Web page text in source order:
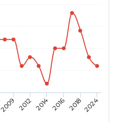
2009 2012 2014 2016 20182024